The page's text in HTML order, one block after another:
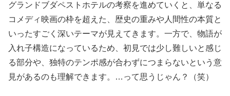
グランドブダペストホテルの考察を進めていくと、単なる
コメディ映画の枠を超えた、歴史の重みや人間性の本質と
いったすごく深いテーマが見えてきます。一方で、物語が
入れ子構造になっているため、初見では少し難しいと感じ
る部分や、独特のテンポ感が合わずにつまらないという意
見があるのも理解できます。…って思うじゃん？（笑）